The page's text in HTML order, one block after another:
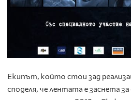
Екипът, който стои зад
споделя, че лентата е заснета за